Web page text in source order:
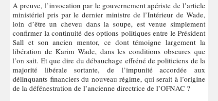
A preuve, l’invocation par le gouvernement apériste de l’article
ministériel pris par le dernier ministre de l’Intérieur de Wade,
loin d’être un cheveu dans la soupe, est venue simplement
confirmer la continuité des options politiques entre le Président
Sall et son ancien mentor, ce dont témoigne largement la
libération de Karim Wade, dans les conditions obscures que
l’on sait. Et que dire du débauchage effréné de politiciens de la
majorité libérale sortante, de l’impunité accordée aux
délinquants financiers du nouveau régime, qui serait à l’origine
de la défénestration de l’ancienne directrice de l’OFNAC ?